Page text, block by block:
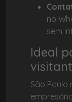
no
sem
Ideal
São Paulo